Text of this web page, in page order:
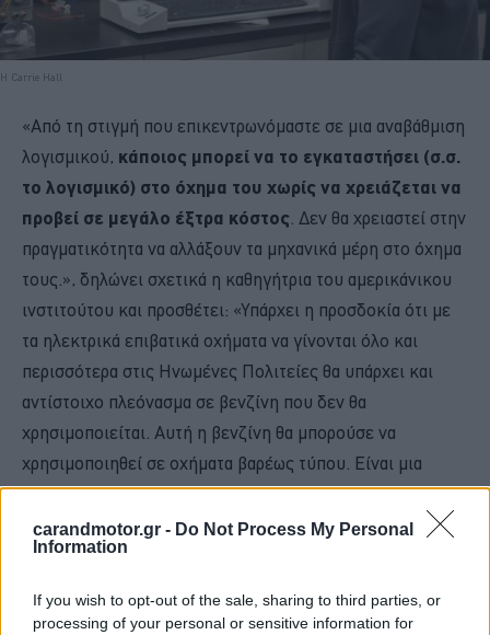
carandmotor.gr - Do Not Process My Personal
Information
If you wish to opt-out of the sale, sharing to third parties, or
processing of your personal or sensitive information for
H Carrie Hall
«Από τη στιγμή που επικεντρωνόμαστε σε μια αναβάθμιση
λογισμικού, κάποιος μπορεί να το εγκαταστήσει (σ.σ.
το λογισμικό) στο όχημα του χωρίς να χρειάζεται να
προβεί σε μεγάλο έξτρα κόστος. Δεν θα χρειαστεί στην
πραγματικότητα να αλλάξουν τα μηχανικά μέρη στο όχημα
τους.», δηλώνει σχετικά η καθηγήτρια του αμερικάνικου
ινστιτούτου και προσθέτει: «Υπάρχει η προσδοκία ότι με
τα ηλεκτρικά επιβατικά οχήματα να γίνονται όλο και
περισσότερα στις Ηνωμένες Πολιτείες θα υπάρχει και
αντίστοιχο πλεόνασμα σε βενζίνη που δεν θα
χρησιμοποιείται. Αυτή η βενζίνη θα μπορούσε να
χρησιμοποιηθεί σε οχήματα βαρέως τύπου. Είναι μια
στρατηγική που βρίσκεται υπό διερεύνηση», λέει η
Αμερικανίδα που υπογραμμίζει ότιαν οι κινητήρες
εσωτερικής καύσης (σ.σ. τα θερμικά μοτέρ
σε θέση να λειτουργήσουν με μια ευρύτερη γκάμα